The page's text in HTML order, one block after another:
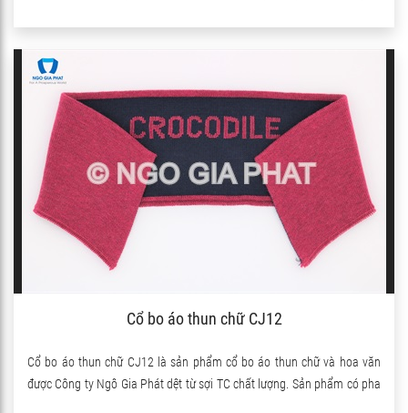
Cổ bo áo thun chữ CJ12
Cổ bo áo thun chữ CJ12 là sản phẩm cổ bo áo thun chữ và hoa văn
được Công ty Ngô Gia Phát dệt từ sợi TC chất lượng. Sản phẩm có pha